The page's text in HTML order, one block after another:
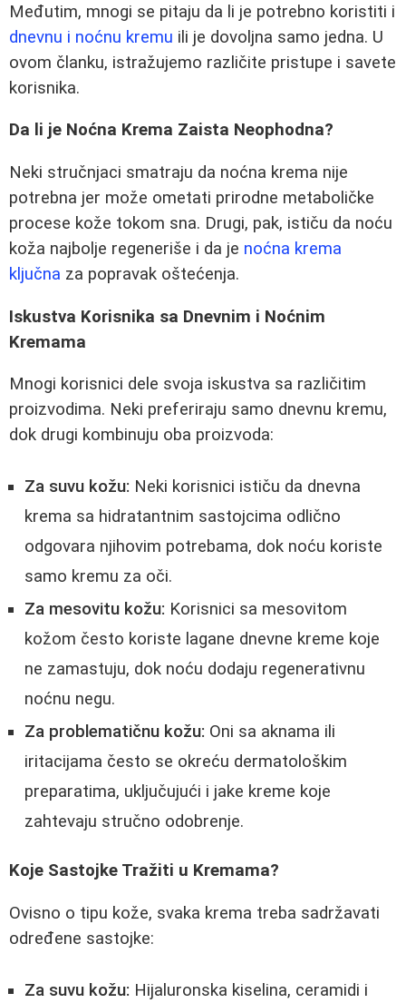
Međutim, mnogi se pitaju da li je potrebno koristiti i
dnevnu i noćnu kremu ili je dovoljna samo jedna. U
ovom članku, istražujemo različite pristupe i savete
korisnika.
Da li je Noćna Krema Zaista Neophodna?
Neki stručnjaci smatraju da noćna krema nije
potrebna jer može ometati prirodne metaboličke
procese kože tokom sna. Drugi, pak, ističu da noću
koža najbolje regeneriše i da je noćna krema
ključna za popravak oštećenja.
Iskustva Korisnika sa Dnevnim i Noćnim
Kremama
Mnogi korisnici dele svoja iskustva sa različitim
proizvodima. Neki preferiraju samo dnevnu kremu,
dok drugi kombinuju oba proizvoda:
Za suvu kožu: Neki korisnici ističu da dnevna
krema sa hidratantnim sastojcima odlično
odgovara njihovim potrebama, dok noću koriste
samo kremu za oči.
Za mesovitu kožu: Korisnici sa mesovitom
kožom često koriste lagane dnevne kreme koje
ne zamastuju, dok noću dodaju regenerativnu
noćnu negu.
Za problematičnu kožu: Oni sa aknama ili
iritacijama često se okreću dermatološkim
preparatima, uključujući i jake kreme koje
zahtevaju stručno odobrenje.
Koje Sastojke Tražiti u Kremama?
Ovisno o tipu kože, svaka krema treba sadržavati
određene sastojke:
Za suvu kožu: Hijaluronska kiselina, ceramidi i